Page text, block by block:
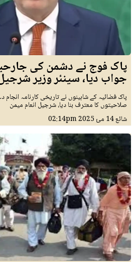
پاک فوج نے دشمن کی
جواب دیا، سینئر وزیر
پاک فضائیہ کے شاہینوں نے تاریخی کارنامہ انجام
صلاحیتوں کا معترف بنا دیا، شرجیل انعام میمن
شائع14 مئ 2025 02:14pm